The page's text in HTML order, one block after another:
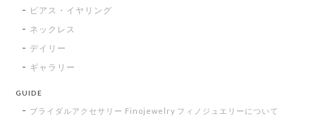
ピアス・イヤリング
ネックレス
デイリー
ギャラリー
GUIDE
ブライダルアクセサリー Finojewelry フィノジュエリーについて